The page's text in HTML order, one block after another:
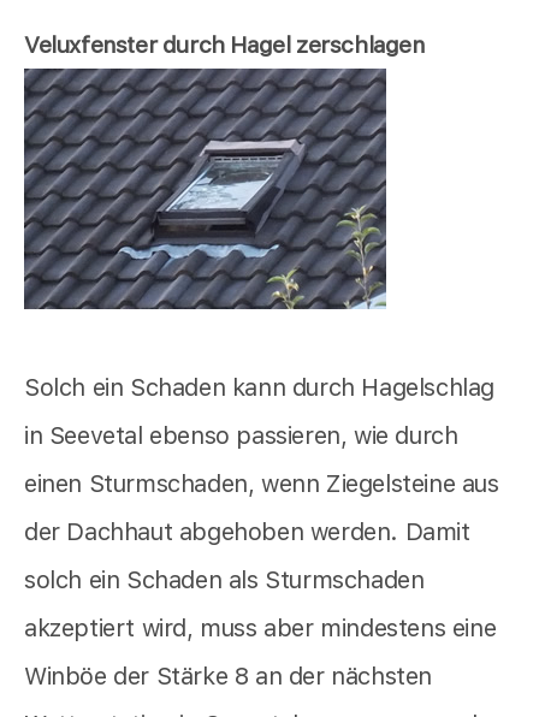
Veluxfenster durch Hagel zerschlagen
Solch ein Schaden kann durch Hagelschlag
in Seevetal ebenso passieren, wie durch
einen Sturmschaden, wenn Ziegelsteine aus
der Dachhaut abgehoben werden. Damit
solch ein Schaden als Sturmschaden
akzeptiert wird, muss aber mindestens eine
Winböe der Stärke 8 an der nächsten